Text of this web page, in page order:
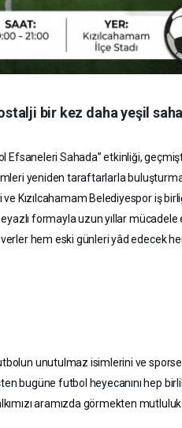
bir kez daha yeşil
Efsaneleri Sahada” etkinliği,
yeniden taraftarlarla
ve Kızılcahamam Belediyespor iş
formayla uzun yıllar
hem eski günleri yâd edecek
unutulmaz isimlerini ve
bugüne futbol heyecanını hep
aramızda görmekten